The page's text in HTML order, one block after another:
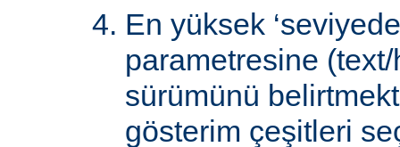
En yüksek
parametresine
sürümünü
gösterim çeşitleri